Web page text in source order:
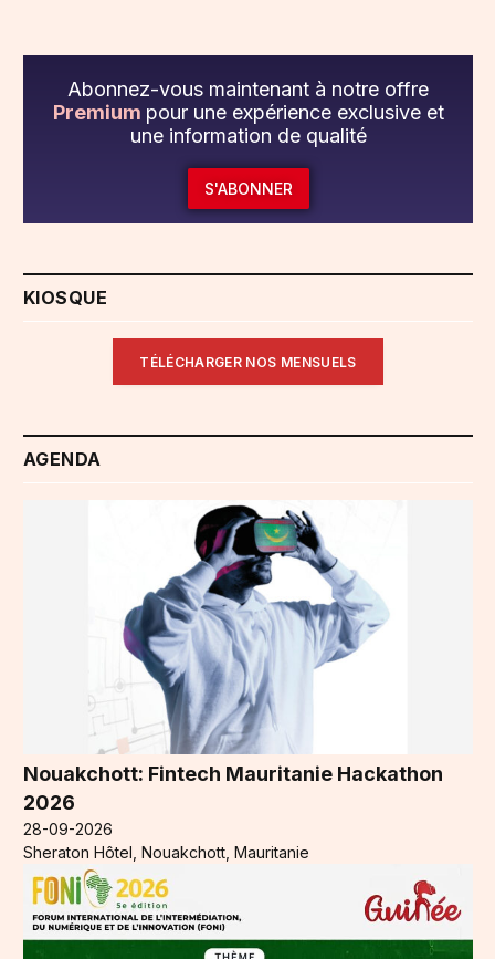
Abonnez-vous maintenant à notre offre
Premium pour une expérience exclusive et
une information de qualité
S'ABONNER
KIOSQUE
TÉLÉCHARGER NOS MENSUELS
AGENDA
Nouakchott: Fintech Mauritanie Hackathon
2026
28-09-2026
Sheraton Hôtel, Nouakchott, Mauritanie